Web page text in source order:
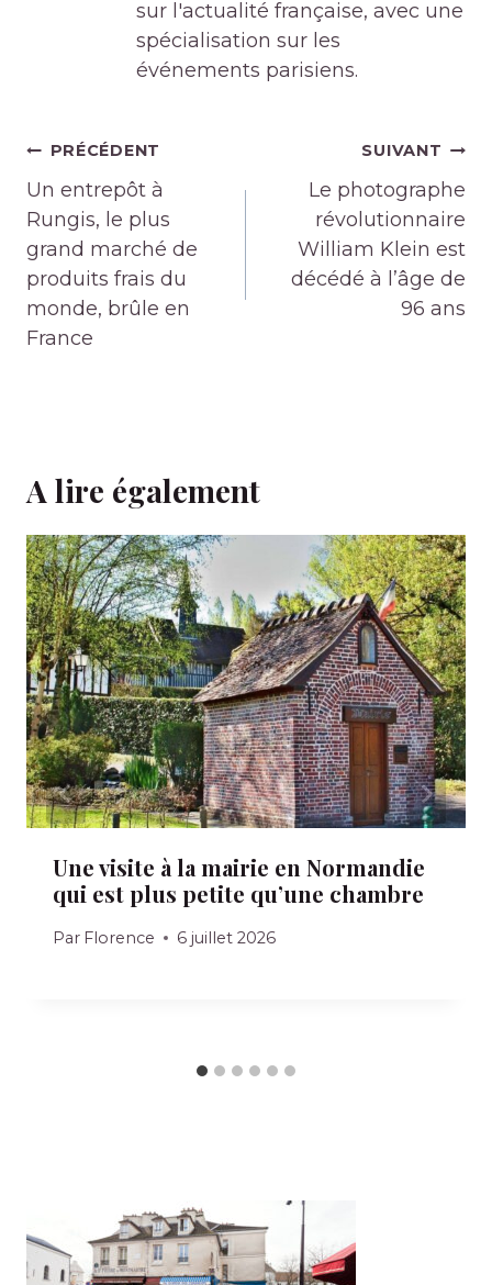
sur l'actualité française, avec une
spécialisation sur les
événements parisiens.
Navigation
de
l’article
PRÉCÉDENT
Un entrepôt à
Rungis, le plus
grand marché de
produits frais du
monde, brûle en
France
SUIVANT
Le photographe
révolutionnaire
William Klein est
décédé à l’âge de
96 ans
A lire également
Une visite à la mairie en Normandie
qui est plus petite qu’une chambre
Par Florence 6 juillet 2026